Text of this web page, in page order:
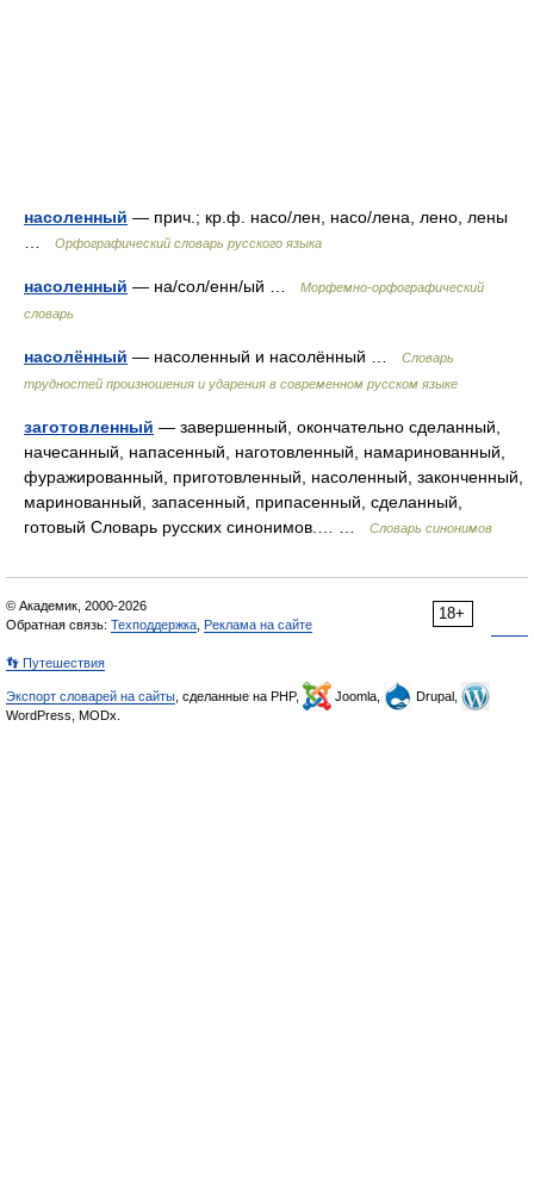
насоленный — прич.; кр.ф. насо/лен, насо/лена, лено, лены
Орфографический словарь русского языка
насоленный — на/сол/енн/ый …
Морфемно-орфографический
словарь
насолённый — насоленный и насолённый …
Словарь
трудностей произношения и ударения в современном русском языке
заготовленный — завершенный, окончательно сделанный,
начесанный, напасенный, наготовленный, намаринованный,
фуражированный, приготовленный, насоленный, законченный,
маринованный, запасенный, припасенный, сделанный,
готовый Словарь русских синонимов.… …
Словарь синонимов
18+
© Академик, 2000-2026
Обратная связь: Техподдержка Реклама на сайте
👣 Путешествия
Экспорт словарей на сайты , сделанные на PHP, Joomla,
Drupal,
WordPress, MODx.